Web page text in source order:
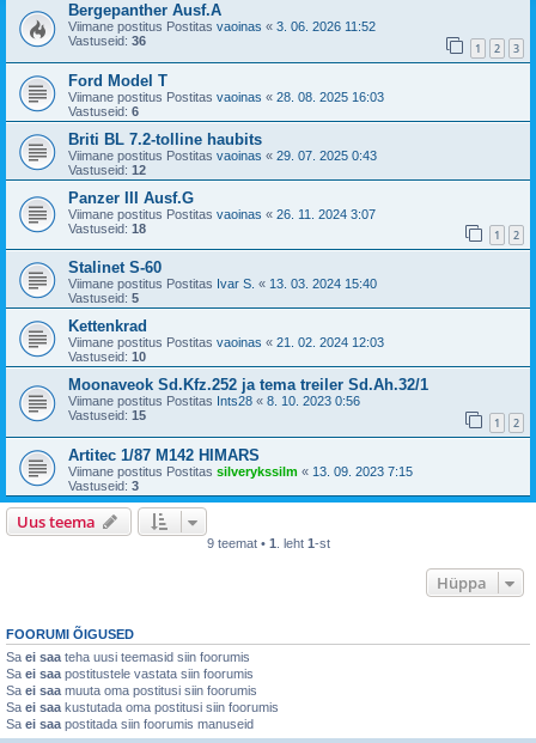
Bergepanther Ausf.A
Viimane postitus Postitas vaoinas « 3. 06. 2026 11:52
Vastuseid: 36 1 2 3
Ford Model T
Viimane postitus Postitas vaoinas « 28. 08. 2025 16:03
Vastuseid: 6
Briti BL 7.2-tolline haubits
Viimane postitus Postitas vaoinas « 29. 07. 2025 0:43
Vastuseid: 12
Panzer III Ausf.G
Viimane postitus Postitas vaoinas « 26. 11. 2024 3:07
Vastuseid: 18 1 2
Stalinet S-60
Viimane postitus Postitas Ivar S. « 13. 03. 2024 15:40
Vastuseid: 5
Kettenkrad
Viimane postitus Postitas vaoinas « 21. 02. 2024 12:03
Vastuseid: 10
Moonaveok Sd.Kfz.252 ja tema treiler Sd.Ah.32/1
Viimane postitus Postitas Ints28 « 8. 10. 2023 0:56
Vastuseid: 15 1 2
Artitec 1/87 M142 HIMARS
Viimane postitus Postitas silverykssilm « 13. 09. 2023 7:15
Vastuseid: 3
Uus teema
9 teemat • 1 . leht 1-st
Hüppa
FOORUMI ÕIGUSED
Sa ei saa teha uusi teemasid siin foorumis
Sa ei saa postitustele vastata siin foorumis
Sa ei saa muuta oma postitusi siin foorumis
Sa ei saa kustutada oma postitusi siin foorumis
Sa ei saa postitada siin foorumis manuseid